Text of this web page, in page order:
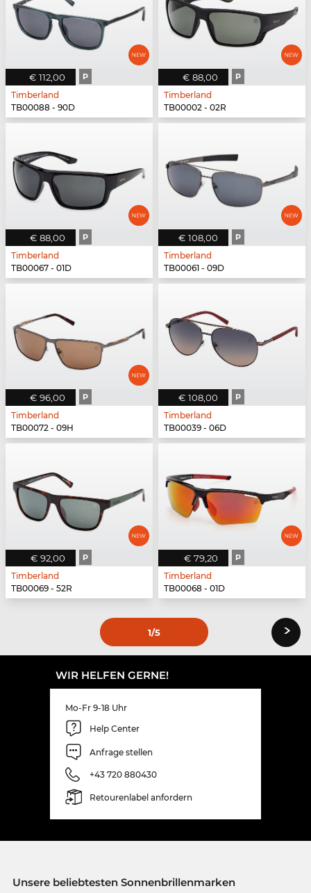
€ 112,00 P
Timberland
TB00088 - 90D
€ 88,00 P
Timberland
TB00002 - 02R
€ 88,00 P
Timberland
TB00067 - 01D
€ 108,00 P
Timberland
TB00061 - 09D
€ 96,00 P
Timberland
TB00072 - 09H
€ 108,00 P
Timberland
TB00039 - 06D
€ 92,00 P
Timberland
TB00069 - 52R
€ 79,20 P
Timberland
TB00068 - 01D
1/5 ›
WIR HELFEN GERNE!
Mo-Fr 9-18 Uhr
Help Center
Anfrage stellen
+43 720 880430
Retourenlabel anfordern
Unsere beliebtesten Sonnenbrillenmarken